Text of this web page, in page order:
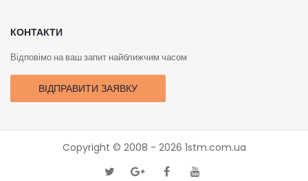
КОНТАКТИ
Відповімо на ваш запит найближчим часом
ВІДПРАВИТИ ЗАЯВКУ
Copyright © 2008 - 2026 1stm.com.ua